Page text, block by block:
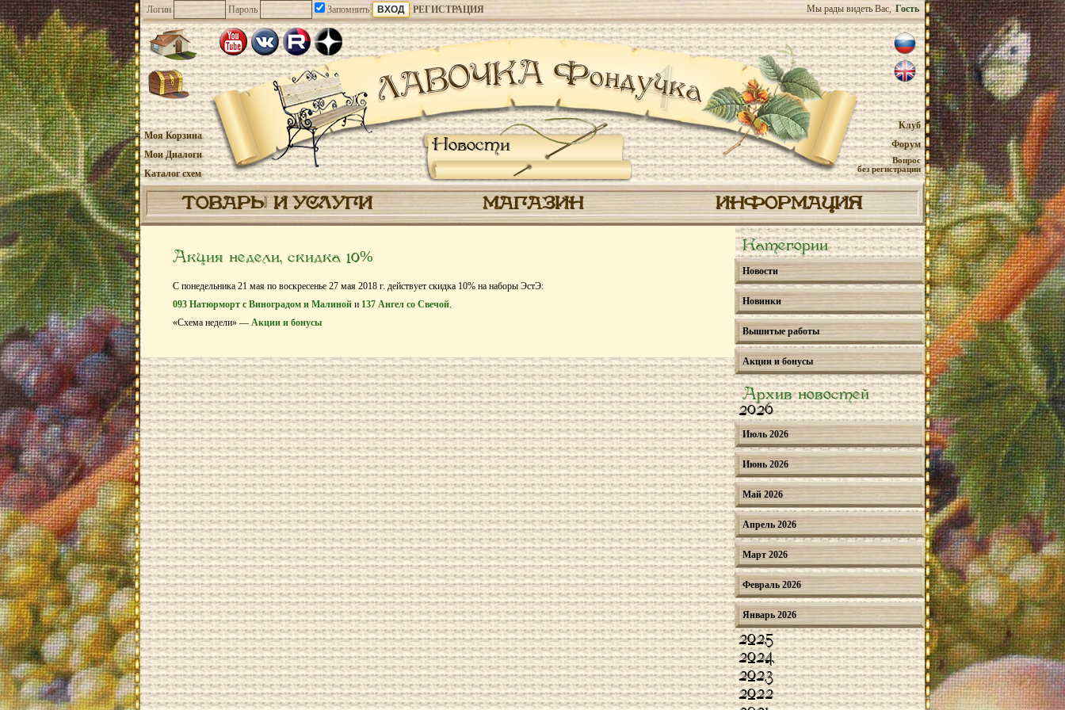
Логин Пароль Запомнить РЕГИСТРАЦИЯ Мы рады видеть Вас, Гость
Новости
Моя Корзина
Мои Диалоги
Каталог схем
Клуб
Форум
Вопрос
без регистрации
ТОВАРЫ И УСЛУГИ МАГАЗИН ИНФОРМАЦИЯ
Акция недели, скидка 10%
С понедельника 21 мая по воскресенье 27 мая 2018 г. действует скидка 10% на наборы ЭстЭ:
093 Натюрморт с Виноградом и Малиной и 137 Ангел со Свечой.
«Схема недели» — Акции и бонусы
Категории
Новости
Новинки
Вышитые работы
Акции и бонусы
Архив новостей
2026
Июль 2026
Июнь 2026
Май 2026
Апрель 2026
Март 2026
Февраль 2026
Январь 2026
2025
2024
2023
2022